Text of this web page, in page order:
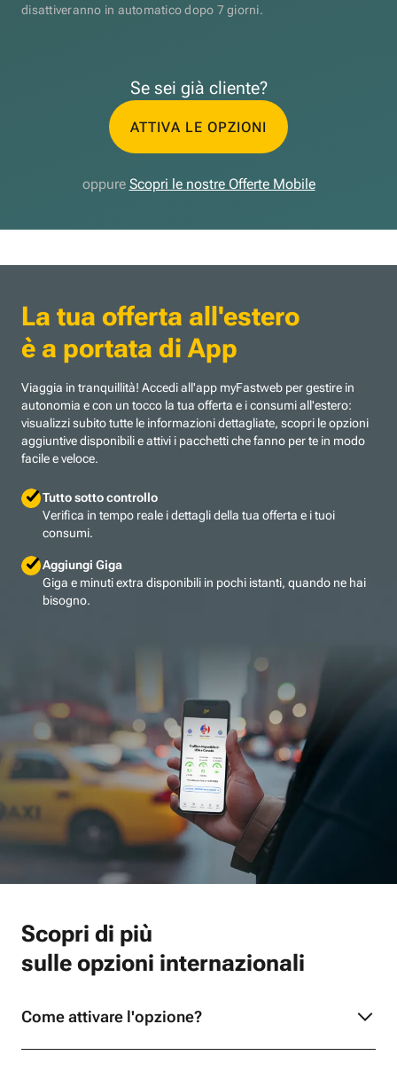
disattiveranno in automatico dopo 7 giorni.
Se sei già cliente?
ATTIVA LE OPZIONI
oppure Scopri le nostre Offerte Mobile
La tua offerta all'estero
è a portata di App
Viaggia in tranquillità! Accedi all'app myFastweb per gestire in
autonomia e con un tocco la tua offerta e i consumi all'estero:
visualizzi subito tutte le informazioni dettagliate, scopri le opzioni
aggiuntive disponibili e attivi i pacchetti che fanno per te in modo
facile e veloce.
Tutto sotto controllo
Verifica in tempo reale i dettagli della tua offerta e i tuoi
consumi.
Aggiungi Giga
Giga e minuti extra disponibili in pochi istanti, quando ne hai
bisogno.
Scopri di più
sulle opzioni internazionali
Come attivare l'opzione?